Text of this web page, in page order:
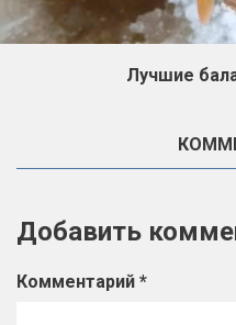
Лучшие
Добавить
Комментарий *